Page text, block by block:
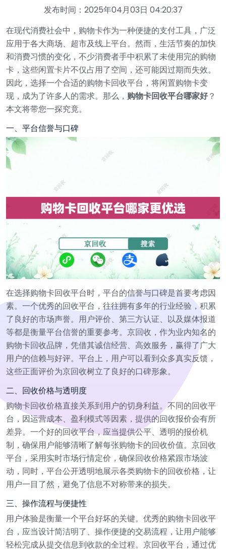
发布时间：2025年04月03日 04:20:37
在现代消费社会中，购物卡作为一种便捷的支付工具，广泛
应用于各大商场、超市及线上平台。然而，生活节奏的加快
和消费习惯的变化，不少消费者手中积累了未使用完的购物
卡，这些闲置卡片不仅占用了空间，还可能因过期而失效。
因此，选择一个合适的购物卡回收平台，将闲置购物卡变
现，成为了许多人的需求。那么， 购物卡回收平台哪家好？
本文将带您一探究竟。
一、平台信誉与口碑
在选择购物卡回收平台时，平台的信誉与口碑是首要考虑因
素。一个优秀的回收平台，往往拥有多年的行业经验，积累
了良好的市场声誉。用户评价、第三方认证、以及媒体报道
等都是衡量平台信誉的重要参考。京回收，作为业内知名的
购物卡回收品牌，凭借其诚信经营、高效服务，赢得了广大
用户的信赖与好评。平台上，用户可以看到众多真实反馈，
这些正面评价为京回收树立了良好的口碑形象。
二、回收价格与透明度
购物卡回收价格直接关系到用户的切身利益。不同的回收平
台，因运营成本、盈利模式等因素，提供的回收报价会有所
差异。一个好的回收平台，应当提供公平、透明的报价机
制，确保用户能够清晰了解每张购物卡的回收价值。京回收
平台，采用实时市场行情定价，确保回收价格紧跟市场波
动，同时，平台公开透明地展示各类购物卡的回收价格，让
用户一目了然，避免了信息不对称带来的损失。
三、操作流程与便捷性
用户体验是衡量一个平台好坏的关键。优秀的购物卡回收平
台，应当设计简洁明了、操作便捷的交易流程，让用户能够
轻松完成从提交信息到收款的全过程。京回收平台，通过优